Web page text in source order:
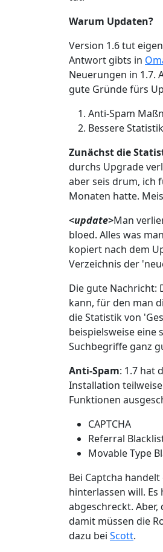
Warum Updaten?
Version 1.6 tut
Antwort gibts in
Neuerungen in 1.7.
gute Gründe fürs
Anti-Spam
Bessere
Zunächst die
durchs Upgrade
aber seis drum, ich
Monaten hatte.
<update>Man
bloed. Alles was
kopiert nach dem
Verzeichnis der
Die gute Nachricht:
kann, für den man
die Statistik von
beispielsweise eine
Suchbegriffe ganz
Anti-Spam: 1.7 hat
Installation
Funktionen
CAPTCHA
Referral
Movable Type
Bei Captcha
hinterlassen will.
abgeschreckt.
damit müssen die
dazu bei Scott.